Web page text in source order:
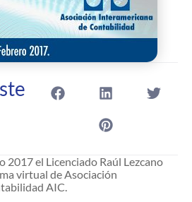
2017 el Licenciado Raúl Lezcano
virtual de Asociación
AIC.